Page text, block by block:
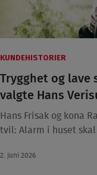
KUNDEHISTORIER
Trygghet og lave
valgte Hans
Hans Frisak og kona
tvil: Alarm i huset skal
2. juni 2026